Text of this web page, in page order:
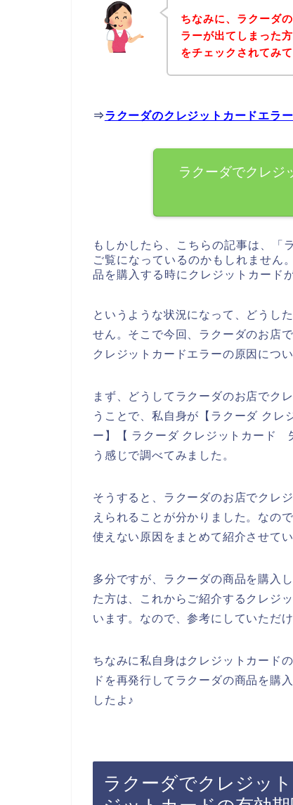
ちなみに、ラクーダ
ラーが出てしまった
をチェックされてみ
⇒ラクーダのクレジットカードエラ
ラクーダでクレジ
もしかしたら、こちらの記事は、「
ご覧になっているのかもしれません
品を購入する時にクレジットカード
というような状況になって、どうし
せん。そこで今回、ラクーダのお店
クレジットカードエラーの原因につ
まず、どうしてラクーダのお店でク
うことで、私自身が【ラクーダ ク
ー】【 ラクーダ クレジットカード
う感じで調べてみました。
そうすると、ラクーダのお店でクレ
えられることが分かりました。なの
使えない原因をまとめて紹介させてい
多分ですが、ラクーダの商品を購入
た方は、これからご紹介するクレジ
います。なので、参考にしていただ
ちなみに私自身はクレジットカード
ドを再発行してラクーダの商品を購
したよ♪
ラクーダでクレジッ